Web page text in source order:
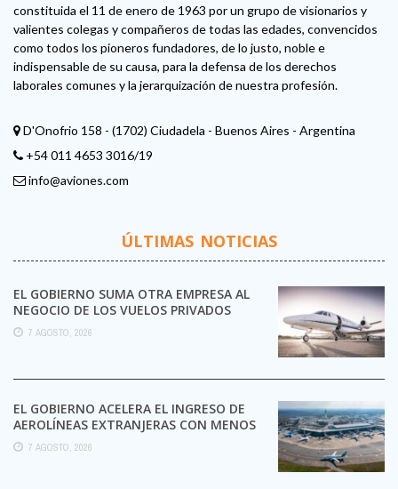
constituida el 11 de enero de 1963 por un grupo de visionarios y
valientes colegas y compañeros de todas las edades, convencidos
como todos los pioneros fundadores, de lo justo, noble e
indispensable de su causa, para la defensa de los derechos
laborales comunes y la jerarquización de nuestra profesión.
D'Onofrio 158 - (1702) Ciudadela - Buenos Aires - Argentina
+54 011 4653 3016/19
info@aviones.com
ÚLTIMAS NOTICIAS
EL GOBIERNO SUMA OTRA EMPRESA AL
NEGOCIO DE LOS VUELOS PRIVADOS
7 AGOSTO, 2026
EL GOBIERNO ACELERA EL INGRESO DE
AEROLÍNEAS EXTRANJERAS CON MENOS
TRÁMITES
7 AGOSTO, 2026